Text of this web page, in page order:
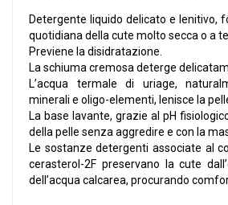
Detergente liquido delicato e lenitivo,
quotidiana della cute molto secca o a
Previene la disidratazione.
La schiuma cremosa deterge
L’acqua termale di uriage,
minerali e oligo-elementi, lenisce la
La base lavante, grazie al pH
della pelle senza aggredire e con la
Le sostanze detergenti associate al
cerasterol-2F preservano la cute
dell’acqua calcarea, procurando